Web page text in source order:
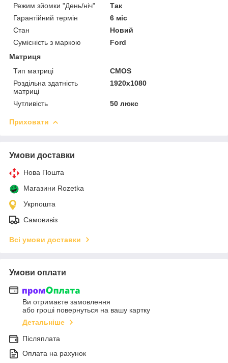
Режим зйомки "День/ніч"
Так
Гарантійний термін
6 міс
Стан
Новий
Сумісність з маркою
Ford
Матриця
Тип матриці
CMOS
Роздільна здатність
матриці
1920x1080
Чутливість 50 люкс
Приховати
Умови доставки
Нова Пошта
Магазини Rozetka
Укрпошта
Самовивіз
Всі умови доставки
Умови оплати
Ви отримаєте замовлення
або гроші повернуться на вашу картку
Детальніше
Післяплата
Оплата на рахунок